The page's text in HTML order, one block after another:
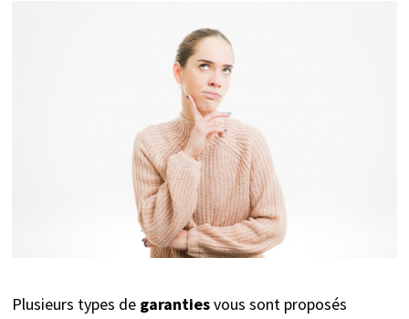
Plusieurs types de garantiesvous sont proposés